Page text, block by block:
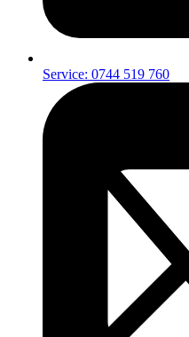
Service: 0744 519 760